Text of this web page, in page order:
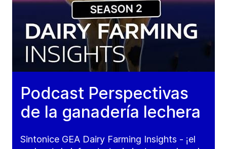
Podcast Perspectivas
de la ganadería lechera
Sintonice GEA Dairy Farming Insights - ¡el